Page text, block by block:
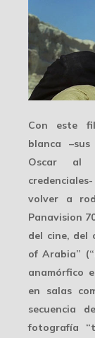
Con este
blanca
Oscar al
volver a
Panavision
del cine, del
of Arabia”
anamórfico
en salas
secuencia
fotografía